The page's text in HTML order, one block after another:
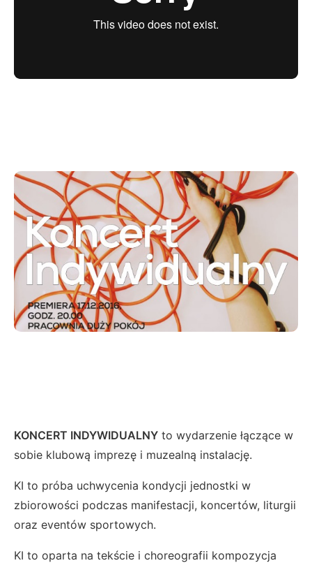
KONCERT INDYWIDUALNY to wydarzenie łączące w
sobie klubową imprezę i muzealną instalację.
KI to próba uchwycenia kondycji jednostki w
zbiorowości podczas manifestacji, koncertów, liturgii
oraz eventów sportowych.
KI to oparta na tekście i choreografii kompozycja